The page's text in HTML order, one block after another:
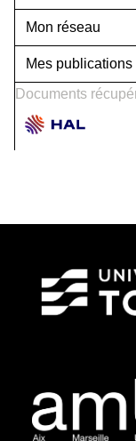
Mon réseau
Mes publications
Documents